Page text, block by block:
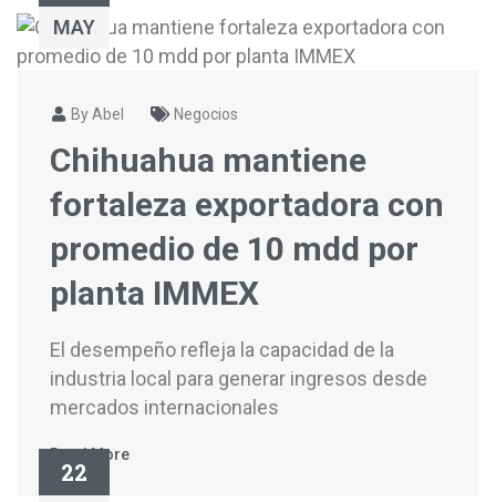
MAY
By Abel Negocios
Chihuahua mantiene
fortaleza exportadora con
promedio de 10 mdd por
planta IMMEX
El desempeño refleja la capacidad de la
industria local para generar ingresos desde
mercados internacionales
Read More
22